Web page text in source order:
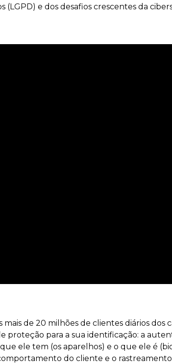
(LGPD) e dos desafios crescentes da
de 20 milhões de clientes diários dos
proteção para a sua identificação: a
ele tem (os aparelhos) e o que ele é
do cliente e o